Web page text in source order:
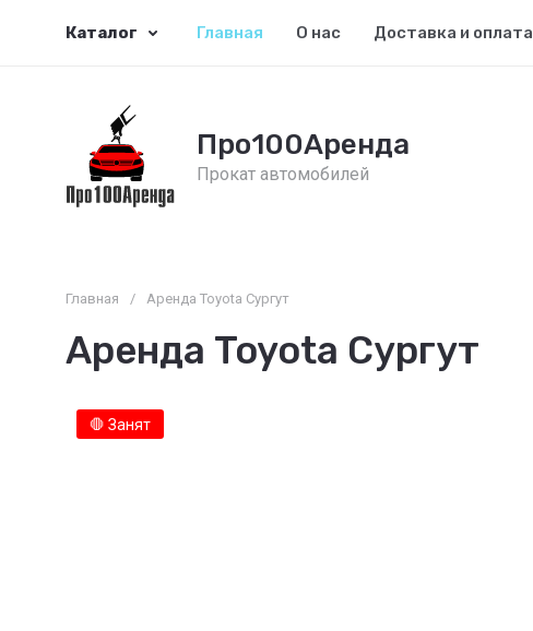
Каталог Главная О нас Доставка и оплата
Про100Аренда
Прокат автомобилей
Главная / Аренда Toyota Сургут
Аренда Toyota Сургут
🛑 Занят